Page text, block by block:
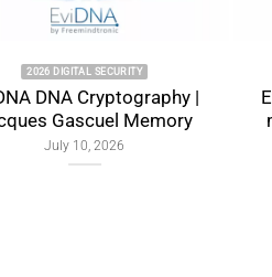
SECURITY
Cryptography |
Memory
10, 2026